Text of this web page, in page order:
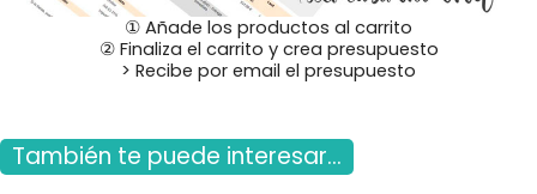
① Añade los productos al carrito
② Finaliza el carrito y crea presupuesto
> Recibe por email el presupuesto
También te puede interesar...